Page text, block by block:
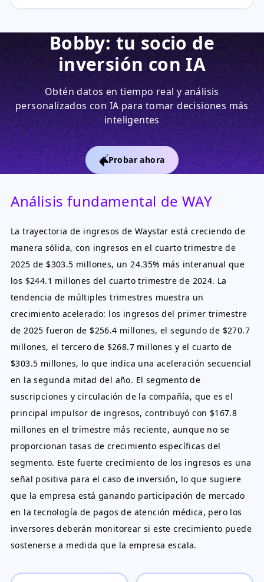
Bobby: tu socio de
inversión con IA
Obtén datos en tiempo real y análisis
personalizados con IA para tomar decisiones más
inteligentes
Probar ahora
Análisis fundamental de WAY
La trayectoria de ingresos de Waystar está creciendo de
manera sólida, con ingresos en el cuarto trimestre de
2025 de $303.5 millones, un 24.35% más interanual que
los $244.1 millones del cuarto trimestre de 2024. La
tendencia de múltiples trimestres muestra un
crecimiento acelerado: los ingresos del primer trimestre
de 2025 fueron de $256.4 millones, el segundo de $270.7
millones, el tercero de $268.7 millones y el cuarto de
$303.5 millones, lo que indica una aceleración secuencial
en la segunda mitad del año. El segmento de
suscripciones y circulación de la compañía, que es el
principal impulsor de ingresos, contribuyó con $167.8
millones en el trimestre más reciente, aunque no se
proporcionan tasas de crecimiento específicas del
segmento. Este fuerte crecimiento de los ingresos es una
señal positiva para el caso de inversión, lo que sugiere
que la empresa está ganando participación de mercado
en la tecnología de pagos de atención médica, pero los
inversores deberán monitorear si este crecimiento puede
sostenerse a medida que la empresa escala.